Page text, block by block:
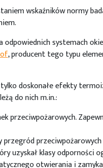
wskaźników normy
systemach
, producent tego typu
doskonałe efekty
do nich m.in.:
przeciwpożarowych.
przegród
uzyskał klasy odporności
otwierania i